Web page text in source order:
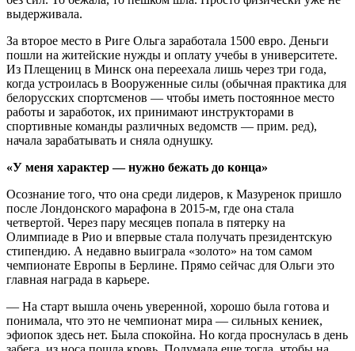
выдерживала.
За второе место в Риге Ольга заработала 1500 евро. Деньги
пошли на житейские нужды и оплату учебы в университете.
Из Плещениц в Минск она переехала лишь через три года,
когда устроилась в Вооруженные силы (обычная практика для
белорусских спортсменов — чтобы иметь постоянное место
работы и заработок, их принимают инструкторами в
спортивные команды различных ведомств — прим. ред),
начала зарабатывать и сняла однушку.
«У меня характер — нужно бежать до конца»
Осознание того, что она среди лидеров, к Мазуренок пришло
после Лондонского марафона в 2015-м, где она стала
четвертой. Через пару месяцев попала в пятерку на
Олимпиаде в Рио и впервые стала получать президентскую
стипендию. А недавно выиграла «золото» на том самом
чемпионате Европы в Берлине. Прямо сейчас для Ольги это
главная награда в карьере.
— На старт вышла очень уверенной, хорошо была готова и
понимала, что это не чемпионат мира — сильных кениек,
эфиопок здесь нет. Была спокойна. Но когда проснулась в день